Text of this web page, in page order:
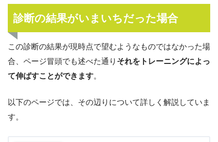
診断の結果がいまいちだった場合
この診断の結果が現時点で望むようなものではなかった場
合、ページ冒頭でも述べた通り それをトレーニングによっ
て伸ばすことができます。
以下のページでは、その辺りについて詳しく解説していま
す。